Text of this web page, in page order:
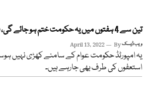
تین سے 4 ہفتوں میں یہ حکومت ختم ہو جائے گی، فیصل واوڈا
April 13, 2022 Byویب ڈیسک
یہ امپورٹڈ حکومت عوام کے سامنے کھڑی نہیں
استعفوں کی طرف بھی جارہے ہیں۔